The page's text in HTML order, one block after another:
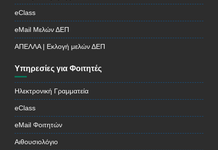
eClass
eMail Μελών ΔΕΠ
ΑΠΕΛΛΑ | Εκλογή μελών ΔΕΠ
Υπηρεσίες για Φοιτητές
Ηλεκτρονική Γραμματεία
eClass
eMail Φοιτητών
Αιθουσιολόγιο